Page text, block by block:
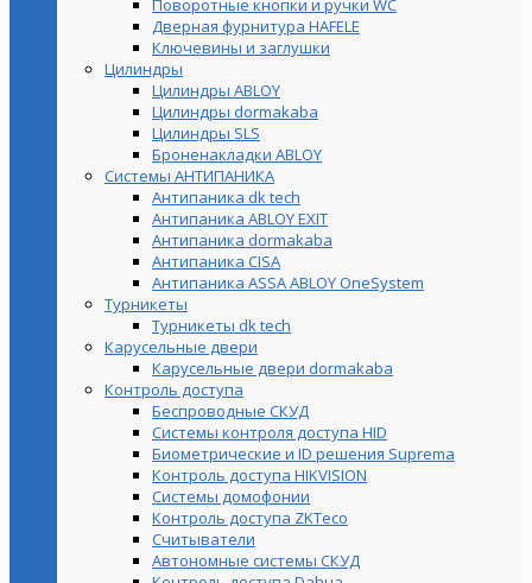
Дверная фурнитура HAFELE
Ключевины и заглушки
Цилиндры
Цилиндры ABLOY
Цилиндры dormakaba
Цилиндры SLS
Броненакладки ABLOY
Системы АНТИПАНИКА
Антипаника dk tech
Антипаника ABLOY EXIT
Антипаника dormakaba
Антипаника СISA
Антипаника ASSA ABLOY OneSystem
Турникеты
Турникеты dk tech
Карусельные двери
Карусельные двери dormakaba
Контроль доступа
Беспроводные СКУД
Системы контроля доступа HID
Биометрические и ID решения Suprema
Контроль доступа HIKVISION
Системы домофонии
Контроль доступа ZKTeco
Считыватели
Автономные системы СКУД